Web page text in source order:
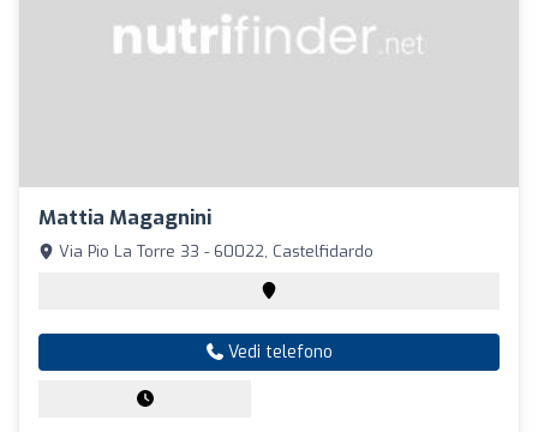
Mattia Magagnini
Via Pio La Torre 33 - 60022, Castelfidardo
Vedi telefono